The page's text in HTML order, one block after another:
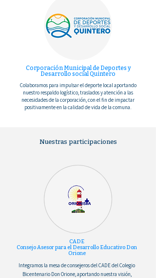
Corporación Municipal de Deportes y
Desarrollo social Quintero
Colaboramos para impulsar el deporte local aportando
nuestro respaldo logístico, traslados y atención a las
necesidades de la corporación, con el fin de impactar
positivamente en la calidad de vida de la comuna.
Nuestras participaciones
CADE
Consejo Asesor para el Desarrollo Educativo Don
Orione
Integramos la mesa de consejeros del CADE del Colegio
Bicentenario Don Orione, aportando nuestra visión,